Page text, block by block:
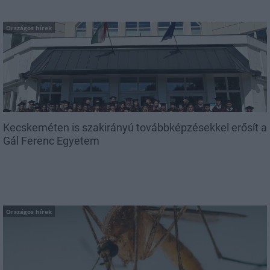
Országos hírek
Kecskeméten is szakirányú továbbképzésekkel erősít a
Gál Ferenc Egyetem
Országos hírek